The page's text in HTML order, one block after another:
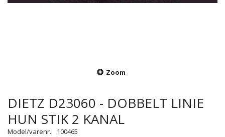
Zoom
DIETZ D23060 - DOBBELT LINIE
HUN STIK 2 KANAL
Model/varenr.: 100465